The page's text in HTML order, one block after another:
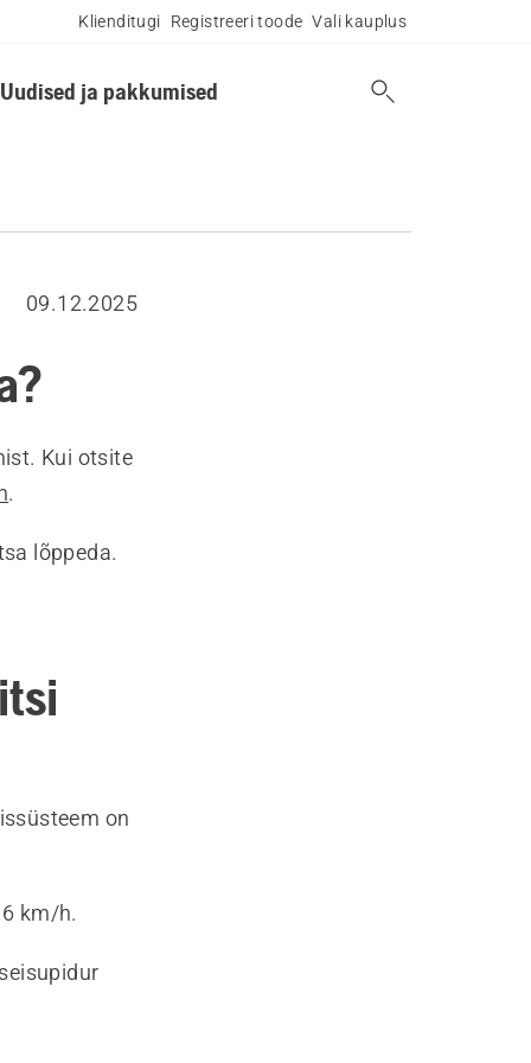
Klienditugi Registreeri toode Vali kauplus
Uudised ja pakkumised
09.12.2025
Kui otsite
.
lõppeda.
on
km/h.